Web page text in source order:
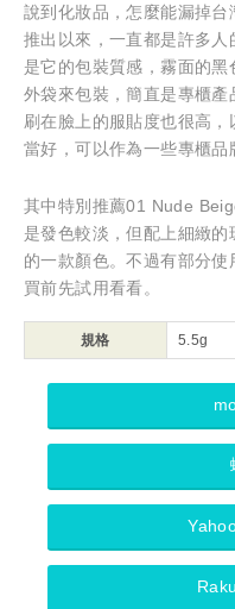
說到化妝品，怎麼能漏掉
推出以來，一直都是許多
是它的包裝質感，霧面的
外袋來包裝，簡直是專櫃產
刷在臉上的服貼度也很高
當好，可以作為一些專櫃品
其中特別推薦01 Nude
是發色較淡，但配上細緻
的一款顏色。不過有部分
買前先試用看看。
規格 5.5g